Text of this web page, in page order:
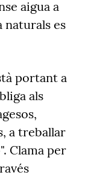
aigua a
naturals es
portant a
als
a treballar
Clama per